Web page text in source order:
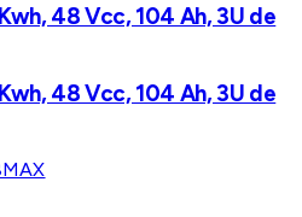
48 Vcc, 104 Ah, 3U de
48 Vcc, 104 Ah, 3U de